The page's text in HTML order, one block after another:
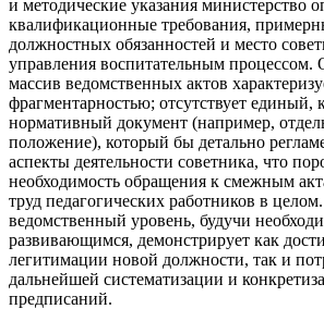
и методические указания министерство
квалификационные требования,
должностных обязанностей и место
управления воспитательным процессом.
массив ведомственных актов
фрагментарностью; отсутствует единый,
нормативный документ (например,
положение), который бы детально
аспекты деятельности советника, что
необходимость обращения к смежным
труд педагогических работников в
ведомственный уровень, будучи
развивающимся, демонстрирует как
легитимации новой должности, так и
дальнейшей систематизации и
предписаний.